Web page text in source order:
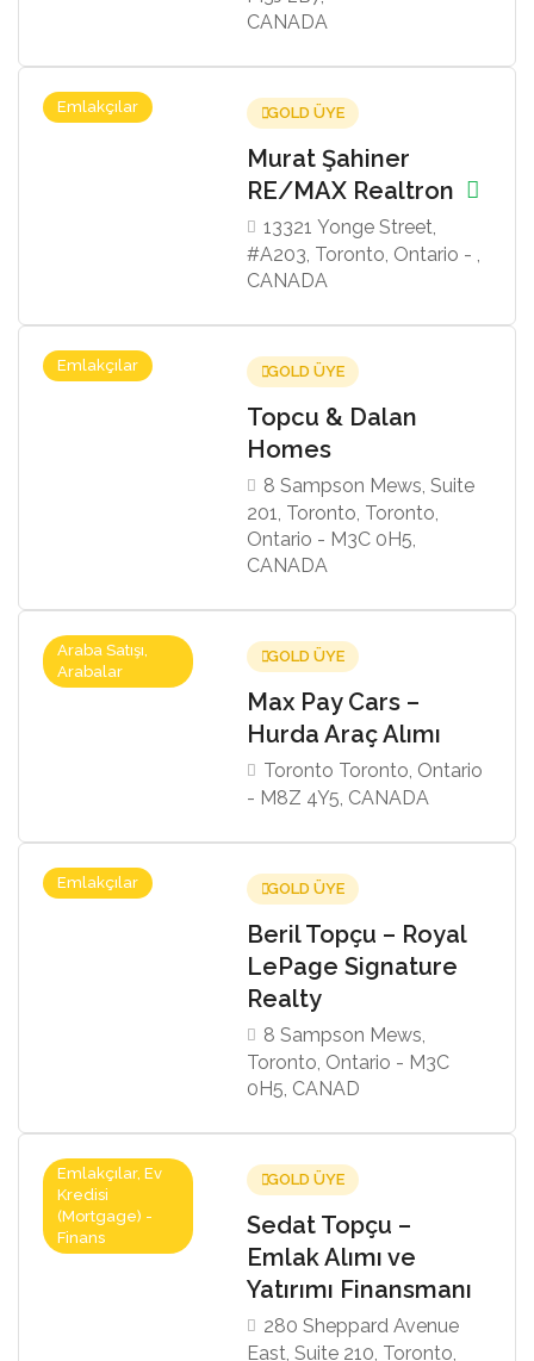
CANADA
Emlakçılar GOLD ÜYE
Murat Şahiner
RE/MAX Realtron
13321 Yonge Street,
#A203, Toronto, Ontario - ,
CANADA
Emlakçılar GOLD ÜYE
Topcu & Dalan
Homes
8 Sampson Mews, Suite
201, Toronto, Toronto,
Ontario - M3C 0H5,
CANADA
Araba Satışı,
Arabalar
GOLD ÜYE
Max Pay Cars –
Hurda Araç Alımı
Toronto Toronto, Ontario
- M8Z 4Y5, CANADA
Emlakçılar GOLD ÜYE
Beril Topçu – Royal
LePage Signature
Realty
8 Sampson Mews,
Toronto, Ontario - M3C
0H5, CANAD
Emlakçılar, Ev
Kredisi
(Mortgage) -
Finans
GOLD ÜYE
Sedat Topçu –
Emlak Alımı ve
Yatırımı Finansmanı
280 Sheppard Avenue
East, Suite 210, Toronto,